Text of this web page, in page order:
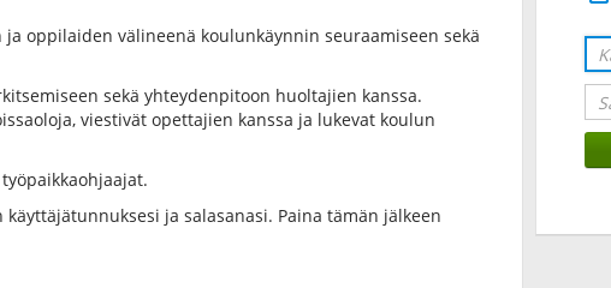
oppilaiden välineenä koulunkäynnin seuraamiseen sekä
sekä yhteydenpitoon huoltajien kanssa.
viestivät opettajien kanssa ja lukevat koulun
ja salasanasi. Paina tämän jälkeen